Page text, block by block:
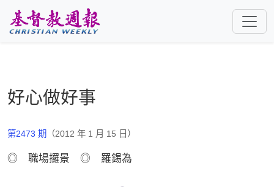
好心做好事
第2473 期 （2012 年 1 月 15 日）
◎ 職場攞景 ◎ 羅錫為